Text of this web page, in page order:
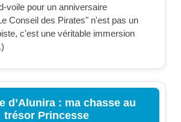
voile pour un anniversaire
Conseil des Pirates" n'est pas un
c'est une véritable immersion
d’Alunira : ma chasse au
trésor Princesse